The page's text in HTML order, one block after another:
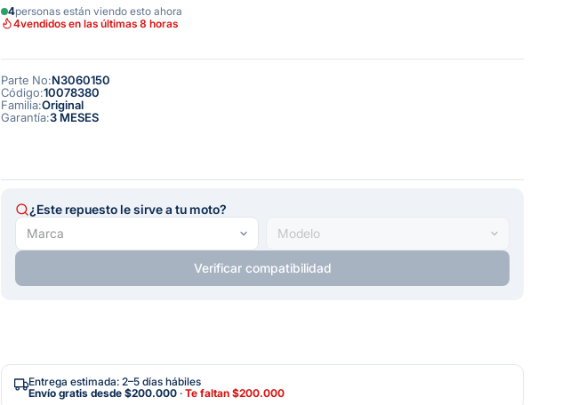
4personas están viendo esto ahora
4vendidos en las últimas 8 horas
Parte No:N3060150
Código:10078380
Familia:Original
Garantía:3 MESES
¿Este repuesto le sirve a tu moto?
Verificar compatibilidad
Entrega estimada: 2–5 días hábiles
Envío gratis desde $200.000 · Te faltan $200.000